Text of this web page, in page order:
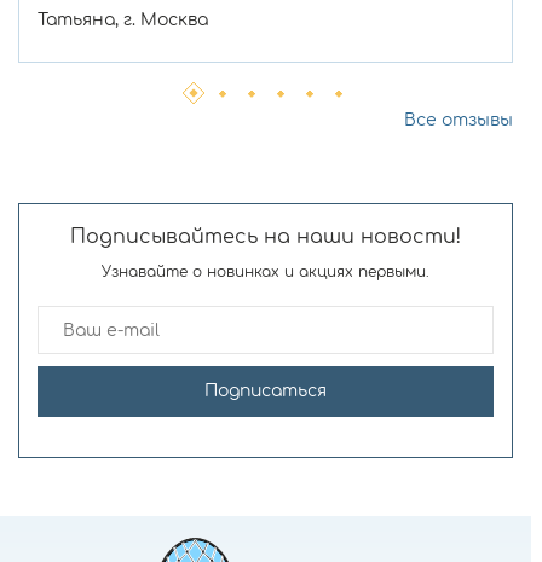
Татьяна, г. Москва
Все отзывы
Подписывайтесь на наши новости!
Узнавайте о новинках и акциях первыми.
Подписаться